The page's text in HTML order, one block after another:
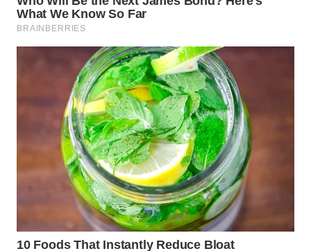
ADVOKAT
WAHANA
INFRASTRUKTUR
WAHANA
KONSUMEN
WAHANA
LISTRIK
WAHANA
TRAVEL